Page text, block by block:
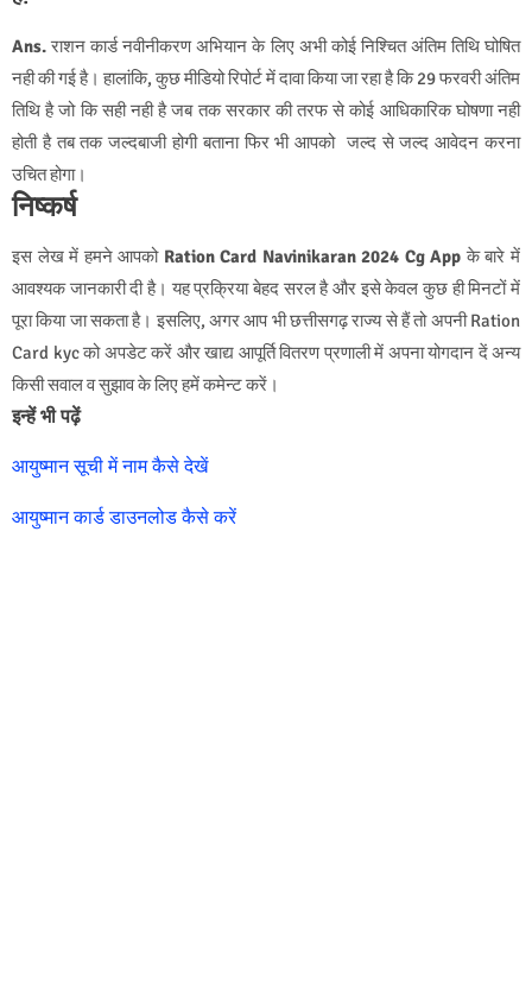
Ans.राशन कार्ड नवीनीकरण अभियान के लिए अभी कोई निश्चित अंतिम तिथि घोषित
नही की गई है। हालांकि, कुछ मीडियो रिपोर्ट में दावा किया जा रहा है कि 29 फरवरी अंतिम
तिथि है जो कि सही नही है जब तक सरकार की तरफ से कोई आधिकारिक घोषणा नही
होती है तब तक जल्दबाजी होगी बताना फिर भी आपको जल्द से जल्द आवेदन करना
उचित होगा।
निष्कर्ष
इस लेख में हमने आपको Ration Card Navinikaran 2024 Cg Appके बारे में
आवश्यक जानकारी दी है। यह प्रक्रिया बेहद सरल है और इसे केवल कुछ ही मिनटों में
पूरा किया जा सकता है। इसलिए, अगर आप भी छत्तीसगढ़ राज्य से हैं तो अपनी Ration
Card kyc को अपडेट करें और खाद्य आपूर्ति वितरण प्रणाली में अपना योगदान दें अन्य
किसी सवाल व सुझाव के लिए हमें कमेन्ट करें।
इन्हें भी पढ़ें
आयुष्मान सूची में नाम कैसे देखें
आयुष्मान कार्ड डाउनलोड कैसे करें